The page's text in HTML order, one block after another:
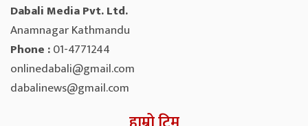
Dabali Media Pvt. Ltd.
Anamnagar Kathmandu
Phone :01-4771244
onlinedabali@gmail.com
dabalinews@gmail.com